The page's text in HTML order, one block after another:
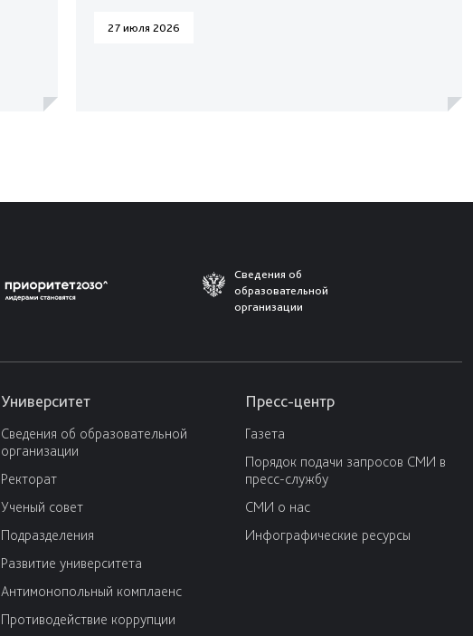
27 июля 2026
Сведения об
образовательной
организации
Университет
Сведения об образовательной
организации
Ректорат
Ученый совет
Подразделения
Развитие университета
Антимонопольный комплаенс
Противодействие коррупции
Пресс-центр
Газета
Порядок подачи запросов СМИ в
пресс-службу
СМИ о нас
Инфографические ресурсы